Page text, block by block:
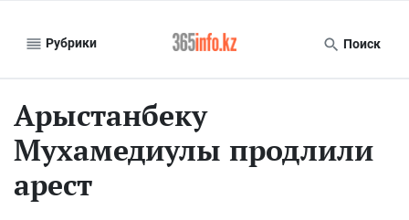
Рубрики Поиск
Арыстанбеку
Мухамедиулы продлили
арест